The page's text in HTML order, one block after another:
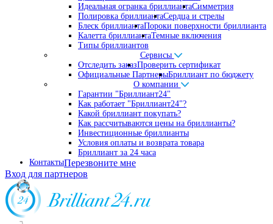
Идеальная огранка бриллиантаСимметрия
Полировка бриллиантаСердца и стрелы
Блеск бриллиантаПороки поверхности бриллианта
Калетта бриллиантаТемные включения
Типы бриллиантов
Сервисы
Отследить заказПроверить сертификат
Официальные ПартнерыБриллиант по бюджету
О компании
Гарантии "Бриллиант24"
Как работает "Бриллиант24"?
Какой бриллиант покупать?
Как рассчитываются цены на бриллианты?
Инвестиционные бриллианты
Условия оплаты и возврата товара
Бриллиант за 24 часа
КонтактыПерезвоните мне
Вход для партнеров